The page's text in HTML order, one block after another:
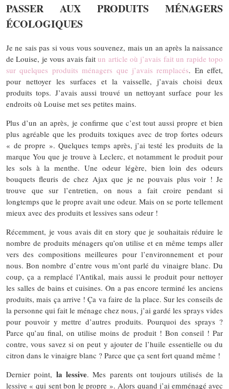
PASSER AUX PRODUITS MÉNAGERS
ÉCOLOGIQUES
Je ne sais pas si vous vous souvenez, mais un an après la naissance
de Louise, je vous avais faitun article où j’avais fait un rapide topo
sur quelques produits ménagers que j’avais remplacés. En effet,
pour nettoyer les surfaces et la vaisselle, j’avais choisi deux
produits tops. J’avais aussi trouvé un nettoyant surface pour les
endroits où Louise met ses petites mains.
Plus d’un an après, je confirme que c’est tout aussi propre et bien
plus agréable que les produits toxiques avec de trop fortes odeurs
« de propre ». Quelques temps après, j’ai testé les produits de la
marque You que je trouve à Leclerc, et notamment le produit pour
les sols à la menthe. Une odeur légère, bien loin des odeurs
bouquets fleuris de chez Ajax que je ne pouvais plus voir ! Je
trouve que sur l’entretien, on nous a fait croire pendant si
longtemps que le propre avait une odeur. Mais on se porte tellement
mieux avec des produits et lessives sans odeur !
Récemment, je vous avais dit en story que je souhaitais réduire le
nombre de produits ménagers qu’on utilise et en même temps aller
vers des compositions meilleures pour l’environnement et pour
nous. Bon nombre d’entre vous m’ont parlé du vinaigre blanc. Du
coup, ça a remplacé l’Antikal, mais aussi le produit pour nettoyer
les salles de bains et cuisines. On a pas encore terminé les anciens
produits, mais ça arrive ! Ça va faire de la place. Sur les conseils de
la personne qui fait le ménage chez nous, j’ai gardé les sprays vides
pour pouvoir y mettre d’autres produits. Pourquoi des sprays ?
Parce qu’au final, on utilise moins de produit ! Bon conseil ! Par
contre, vous savez si on peut y ajouter de l’huile essentielle ou du
citron dans le vinaigre blanc ? Parce que ça sent fort quand même !
Dernier point, la lessive. Mes parents ont toujours utilisés de la
lessive « qui sent bon le propre ». Alors quand j’ai emménagé avec